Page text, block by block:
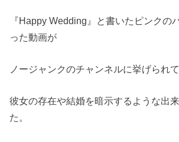
『Happy Wedding』と書いたピンクの
った動画が
ノージャンクのチャンネルに挙げられ
彼女の存在や結婚を暗示するような出
た。